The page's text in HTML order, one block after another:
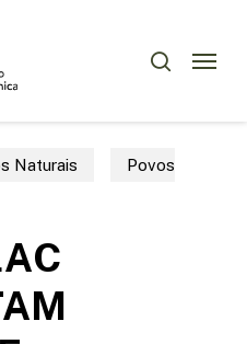
Menu
Naturais
Povos